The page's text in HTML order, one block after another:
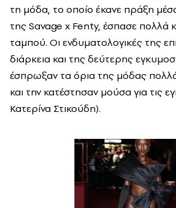
τη μόδα, το οποίο έκανε πράξη
της Savage x Fenty, έσπασε πολλά
ταμπού. Οι ενδυματολογικές της
διάρκεια και της δεύτερης
έσπρωξαν τα όρια της μόδας
και την κατέστησαν μούσα για τις
Κατερίνα Στικούδη).